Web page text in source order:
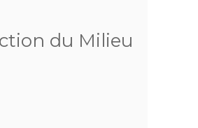
du Milieu